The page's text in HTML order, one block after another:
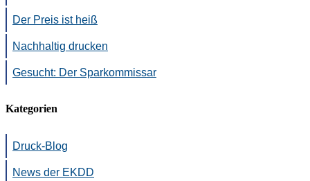
Der Preis ist heiß
Nachhaltig drucken
Gesucht: Der Sparkommissar
Kategorien
Druck-Blog
News der EKDD